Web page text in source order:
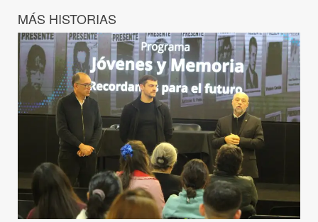
MÁS HISTORIAS